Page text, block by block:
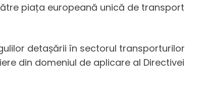
piața europeană unică de transport
detașării în sectorul transporturilor
din domeniul de aplicare al Directivei